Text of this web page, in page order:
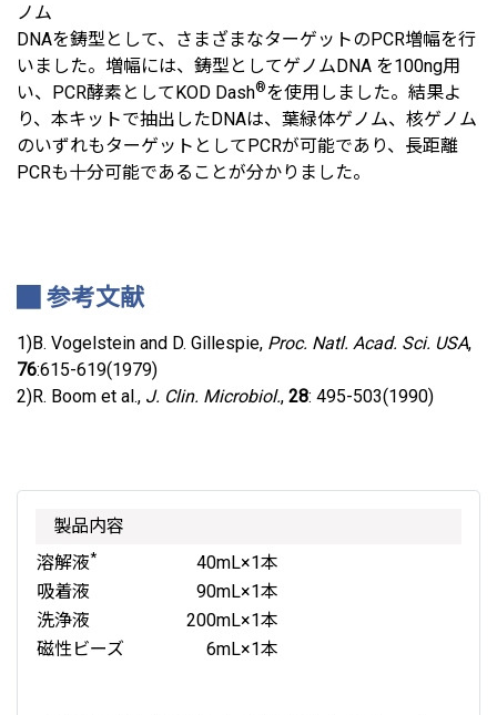
ノム
DNAを鋳型として、さまざまなターゲットのPCR増幅を行
いました。増幅には、鋳型としてゲノムDNA を100ng用
い、PCR酵素としてKOD Dash®を使用しました。結果よ
り、本キットで抽出したDNAは、葉緑体ゲノム、核ゲノム
のいずれもターゲットとしてPCRが可能であり、長距離
PCRも十分可能であることが分かりました。
参考文献
1)B. Vogelstein and D. Gillespie, Proc. Natl. Acad. Sci. USA,
76:615-619(1979)
2)R. Boom et al., J. Clin. Microbiol., 28: 495-503(1990)
製品内容
溶解液*
40mL×1本
吸着液
90mL×1本
洗浄液
200mL×1本
磁性ビーズ
6mL×1本